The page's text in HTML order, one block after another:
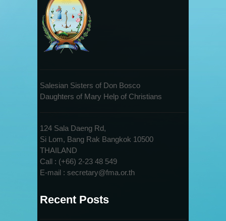
Salesian Sisters of Don Bosco
Daughters of Mary Help of Christians
124 Sala Daeng Rd,
Si Lom, Bang Rak Bangkok 10500
THAILAND
Call : (+66) 2-23 48 549
E-mail : secretary@fma.or.th
Recent Posts